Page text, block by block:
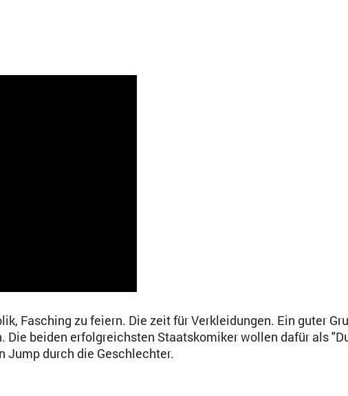
Fasching zu feiern. Die zeit für Verkleidungen. Ein guter
Die beiden erfolgreichsten Staatskomiker wollen dafür als
Jump durch die Geschlechter.